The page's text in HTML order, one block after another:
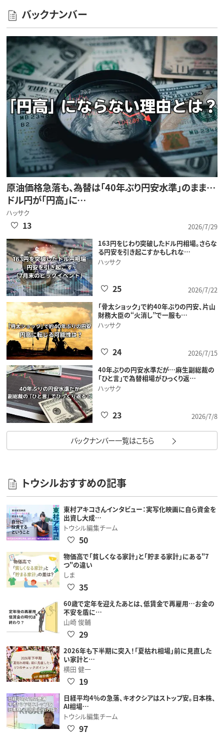
バックナンバー
原油価格急落も、為替は「40年ぶり円安水準」のまま…
ドル円が「円高」に…
ハッサク
2026/7/29
13
163円をじわり突破したドル円相場。さらな
る円安を引き起こすかもしれな…
ハッサク
2026/7/22
25
「骨太ショック」で約40年ぶりの円安、片山
財務大臣の“火消し”で一服も…
ハッサク
2026/7/15
24
40年ぶりの円安水準だが…麻生副総裁の
「ひと言」で為替相場がひっくり返…
ハッサク
2026/7/8
23
バックナンバー一覧はこちら
トウシルおすすめの記事
東村アキコさんインタビュー：実写化映画に自ら資金を
出資し大成…
トウシル編集チーム
50
物価高で「貧しくなる家計」と「貯まる家計」にある"7
つ"の違い
しま
35
60歳で定年を迎えたあとは、低賃金で再雇用…お金の
不安を盾に…
山崎 俊輔
29
2026年も下半期に突入！「夏枯れ相場」前に見直した
い家計と…
横田 健一
19
日経平均4％の急落、キオクシアはストップ安。日本株、
AI相場…
トウシル編集チーム
97